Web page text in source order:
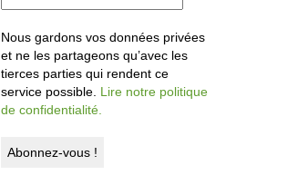
Nous gardons vos données privées
et ne les partageons qu’avec les
tierces parties qui rendent ce
service possible. Lire notre politique
de confidentialité.